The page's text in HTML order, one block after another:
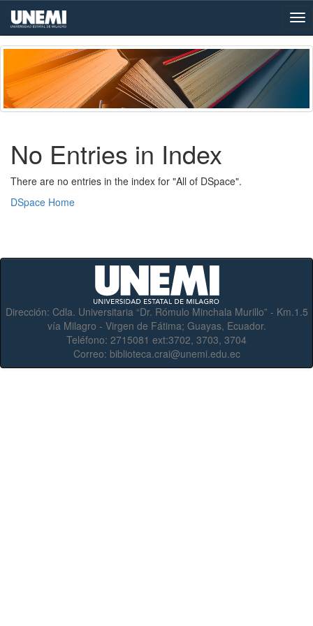
Skip
navigation
No Entries in Index
There are no entries in the index for "All of DSpace".
DSpace Home
Dirección: Cdla. Universitaria “Dr. Rómulo Minchala Murillo” - Km.1.5
vía Milagro - Virgen de Fátima; Guayas, Ecuador.
Teléfono: 2715081 ext:3702, 3703, 3704
Correo: biblioteca.crai@unemi.edu.ec